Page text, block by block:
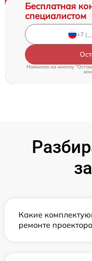
Бесплатная
специалистом
Нажимая на кнопку
Какие
ремонте